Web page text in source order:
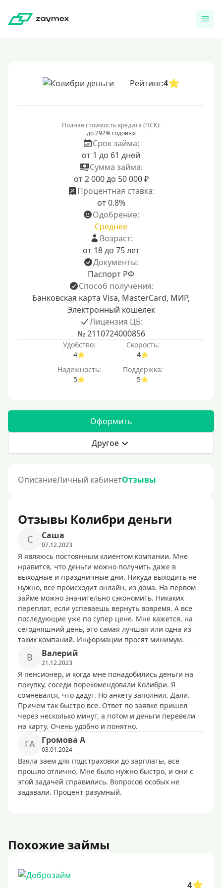
Рейтинг:4
Полная стоимость кредита (ПСК):
до 292% годовых
Срок займа:
от 1 до 61 дней
Сумма займа:
от 2 000 до 50 000 ₽
Процентная ставка:
от 0.8%
Одобрение:
Среднее
Возраст:
от 18 до 75 лет
Документы:
Паспорт РФ
Способ получения:
Банковская карта Visa, MasterCard, МИР,
Электронный кошелек
Лицензия ЦБ:
№ 2110724000856
Удобство:
4
Скорость:
4
Надежность:
5
Поддержка:
5
Оформить
Другое
ОписаниеЛичный кабинетОтзывы
Отзывы Колибри деньги
C Caшa
07.12.2023
Я являюсь постоянным клиентом компании. Мне
нравится, что деньги можно получить даже в
выходные и праздничные дни. Никуда выходить не
нужно, все происходит онлайн, из дома. На первом
займе можно значительно сэкономить. Никаких
переплат, если успеваешь вернуть вовремя. А все
последующие уже по супер цене. Мне кажется, на
сегодняшний день, это самая лучшая или одна из
таких компаний. Информации просят минимум.
B Baлepий
21.12.2023
Я пенсионер, и когда мне понадобились деньги на
покупку, соседи порекомендовали Колибри. Я
сомневался, что дадут. Но анкету заполнил. Дали.
Причем так быстро все. Ответ по заявке пришел
через несколько минут, а потом и деньги перевели
на карту. Очень удобно и понятно.
ГA Гpoмoвa A
03.01.2024
Взяла заем для подстраховки до зарплаты, все
прошло отлично. Мне было нужно быстро, и они с
этой задачей справились. Вопросов особых не
задавали. Процент разумный.
Похожие займы
4